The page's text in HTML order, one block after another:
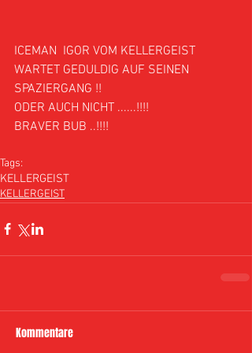
ICEMAN  IGOR VOM KELLERGEIST
WARTET GEDULDIG AUF SEINEN
SPAZIERGANG !!
ODER AUCH NICHT ......!!!!
BRAVER BUB ..!!!!
Tags:
KELLERGEIST
KELLERGEIST
Kommentare